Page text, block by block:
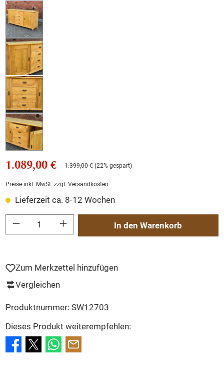
1.089,00 € 1.399,00 € (22% gespart)
Preise inkl. MwSt. zzgl. Versandkosten
Lieferzeit ca. 8-12 Wochen
Produkt Anzahl: Gib den gewünschten Wert ein oder benutze die Schaltflächen
In den Warenkorb
Zum Merkzettel hinzufügen
Vergleichen
Produktnummer: SW12703
Dieses Produkt weiterempfehlen: